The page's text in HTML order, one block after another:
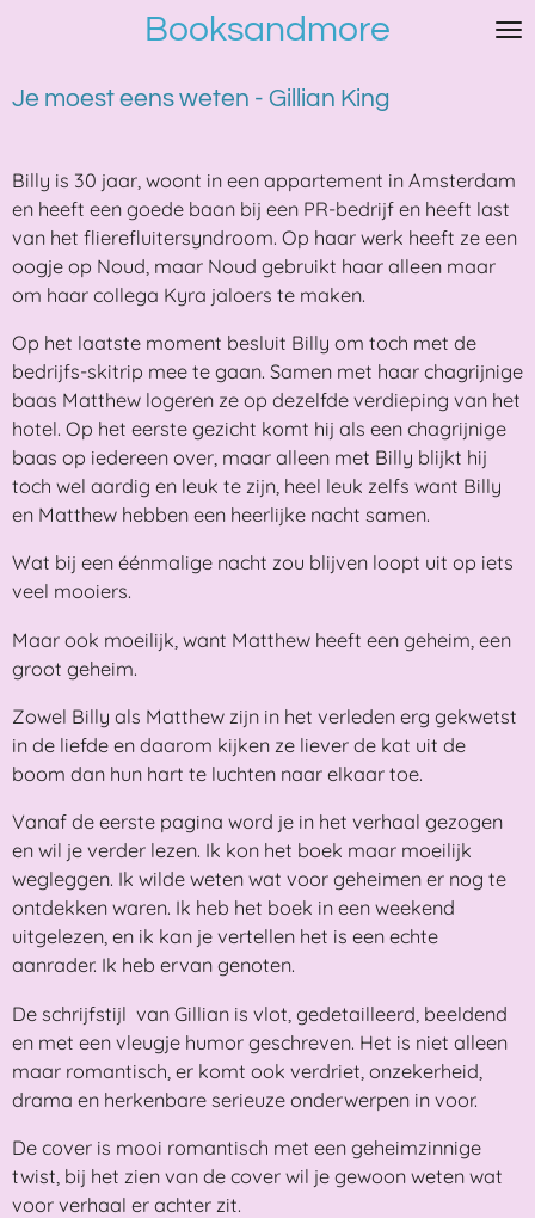
de
Booksandmore
Je moest eens weten - Gillian King
Billy is 30 jaar, woont in een appartement in Amsterdam
en heeft een goede baan bij een PR-bedrijf en heeft last
van het flierefluitersyndroom. Op haar werk heeft ze een
oogje op Noud, maar Noud gebruikt haar alleen maar
om haar collega Kyra jaloers te maken.
Op het laatste moment besluit Billy om toch met de
bedrijfs-skitrip mee te gaan. Samen met haar chagrijnige
baas Matthew logeren ze op dezelfde verdieping van het
hotel. Op het eerste gezicht komt hij als een chagrijnige
baas op iedereen over, maar alleen met Billy blijkt hij
toch wel aardig en leuk te zijn, heel leuk zelfs want Billy
en Matthew hebben een heerlijke nacht samen.
Wat bij een éénmalige nacht zou blijven loopt uit op iets
veel mooiers.
Maar ook moeilijk, want Matthew heeft een geheim, een
groot geheim.
Zowel Billy als Matthew zijn in het verleden erg gekwetst
in de liefde en daarom kijken ze liever de kat uit de
boom dan hun hart te luchten naar elkaar toe.
Vanaf de eerste pagina word je in het verhaal gezogen
en wil je verder lezen. Ik kon het boek maar moeilijk
wegleggen. Ik wilde weten wat voor geheimen er nog te
ontdekken waren. Ik heb het boek in een weekend
uitgelezen, en ik kan je vertellen het is een echte
aanrader. Ik heb ervan genoten.
De schrijfstijl van Gillian is vlot, gedetailleerd, beeldend
en met een vleugje humor geschreven. Het is niet alleen
maar romantisch, er komt ook verdriet, onzekerheid,
drama en herkenbare serieuze onderwerpen in voor.
De cover is mooi romantisch met een geheimzinnige
twist, bij het zien van de cover wil je gewoon weten wat
voor verhaal er achter zit.